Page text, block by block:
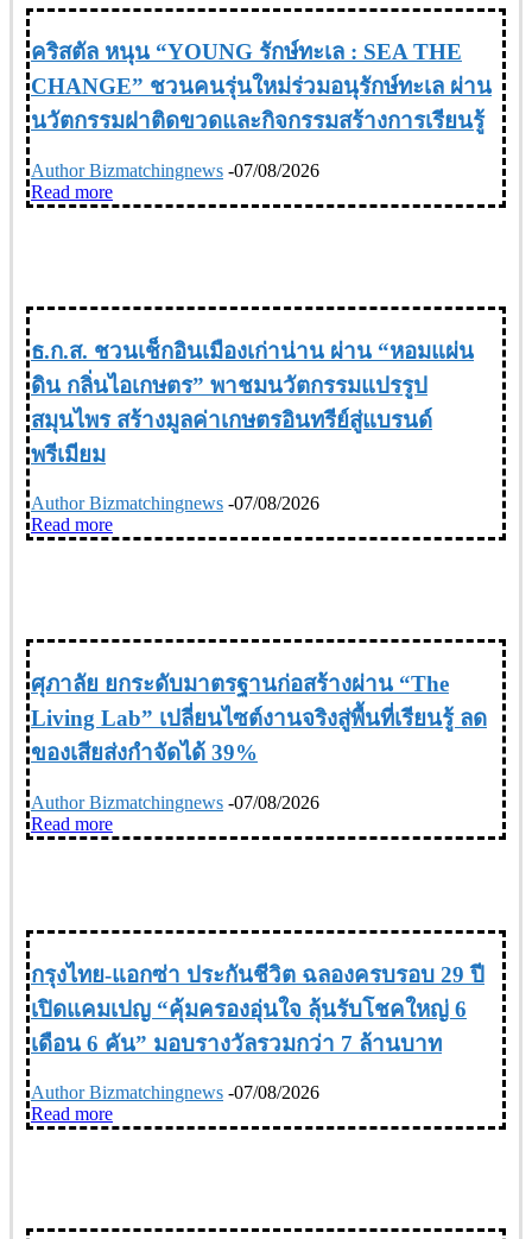
คริสตัล หนุน “YOUNG รักษ์ทะเล : SEA THE
CHANGE” ชวนคนรุ่นใหม่ร่วมอนุรักษ์ทะเล ผ่าน
นวัตกรรมฝาติดขวดและกิจกรรมสร้างการเรียนรู้
Author Bizmatchingnews -07/08/2026
Read more
ธ.ก.ส. ชวนเช็กอินเมืองเก่าน่าน ผ่าน “หอมแผ่น
ดิน กลิ่นไอเกษตร” พาชมนวัตกรรมแปรรูป
สมุนไพร สร้างมูลค่าเกษตรอินทรีย์สู่แบรนด์
พรีเมียม
Author Bizmatchingnews -07/08/2026
Read more
ศุภาลัย ยกระดับมาตรฐานก่อสร้างผ่าน “The
Living Lab” เปลี่ยนไซต์งานจริงสู่พื้นที่เรียนรู้ ลด
ของเสียส่งกำจัดได้ 39%
Author Bizmatchingnews -07/08/2026
Read more
กรุงไทย-แอกซ่า ประกันชีวิต ฉลองครบรอบ 29 ปี
เปิดแคมเปญ “คุ้มครองอุ่นใจ ลุ้นรับโชคใหญ่ 6
เดือน 6 คัน” มอบรางวัลรวมกว่า 7 ล้านบาท
Author Bizmatchingnews -07/08/2026
Read more